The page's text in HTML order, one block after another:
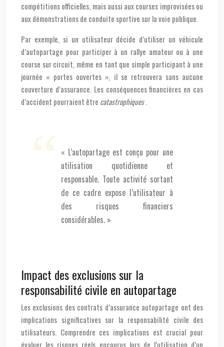
compétitions officielles, mais aussi aux courses improvisées ou
aux démonstrations de conduite sportive sur la voie publique.
Par exemple, si un utilisateur décide d’utiliser un véhicule
d’autopartage pour participer à un rallye amateur ou à une
course sur circuit, même en tant que simple participant à une
journée « portes ouvertes », il se retrouvera sans aucune
couverture d’assurance. Les conséquences financières en cas
d’accident pourraient être catastrophiques.
« L’autopartage est conçu pour une
utilisation quotidienne et
responsable. Toute activité sortant
de ce cadre expose l’utilisateur à
des risques financiers
considérables. »
Impact des exclusions sur la
responsabilité civile en autopartage
Les exclusions des contrats d’assurance autopartage ont des
implications significatives sur la responsabilité civile des
utilisateurs. Comprendre ces implications est crucial pour
évaluer les risques réels encourus lors de l’utilisation d’un